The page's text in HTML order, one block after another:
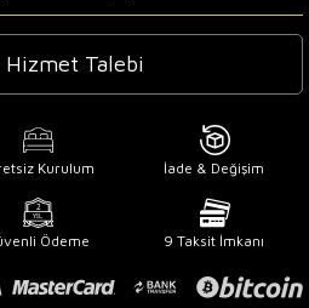
Talebi
Kurulum İade & Değişim
Ödeme 9 Taksit İmkanı